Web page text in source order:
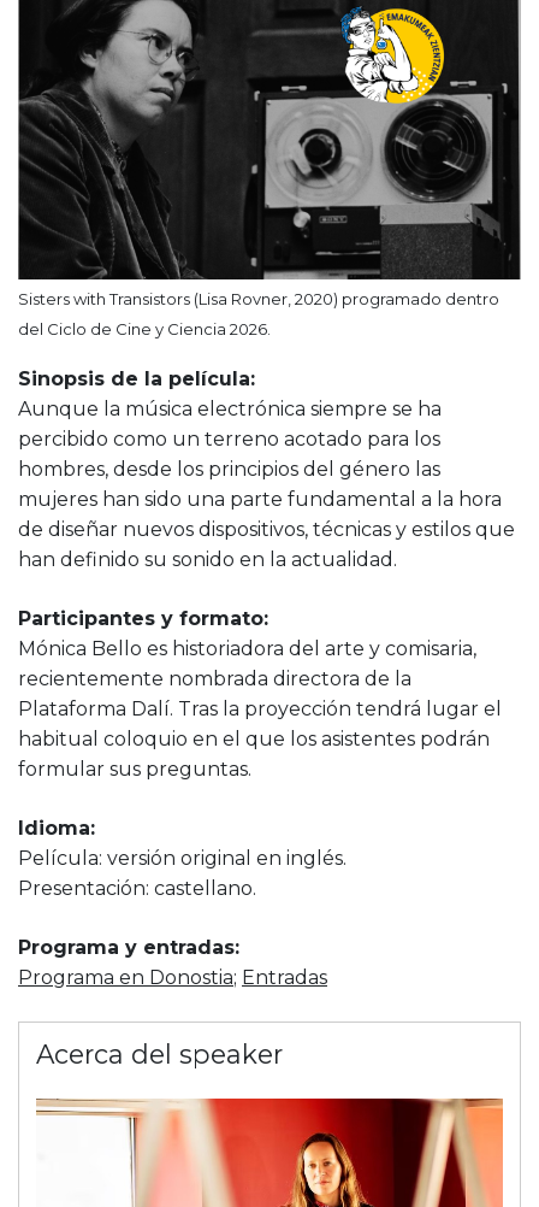
Sisters with Transistors (Lisa Rovner, 2020) programado dentro
del Ciclo de Cine y Ciencia 2026.
Sinopsis de la película:
Aunque la música electrónica siempre se ha
percibido como un terreno acotado para los
hombres, desde los principios del género las
mujeres han sido una parte fundamental a la hora
de diseñar nuevos dispositivos, técnicas y estilos que
han definido su sonido en la actualidad.
Participantes y formato:
Mónica Bello es historiadora del arte y comisaria,
recientemente nombrada directora de la
Plataforma Dalí. Tras la proyección tendrá lugar el
habitual coloquio en el que los asistentes podrán
formular sus preguntas.
Idioma:
Película: versión original en inglés.
Presentación: castellano.
Programa y entradas:
Programa en Donostia; Entradas
Acerca del speaker